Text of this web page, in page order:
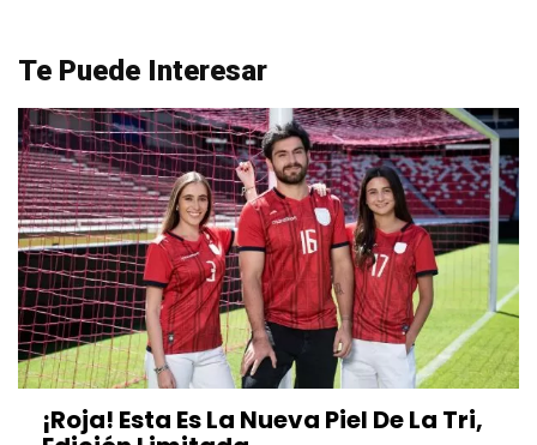
Te Puede Interesar
¡Roja! Esta Es La Nueva Piel De La Tri,